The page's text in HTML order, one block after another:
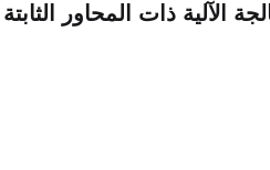
الثابتة 3+2 مقابل المعالجة المتزامنة ذات 5 محاور